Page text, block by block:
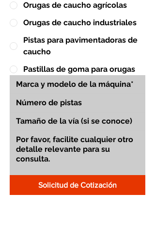
Orugas de caucho agrícolas
Orugas de caucho industriales
Pistas para pavimentadoras de
caucho
Pastillas de goma para orugas
Solicitud de Cotización